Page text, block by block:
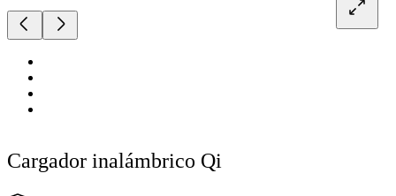
Cargador inalámbrico Qi